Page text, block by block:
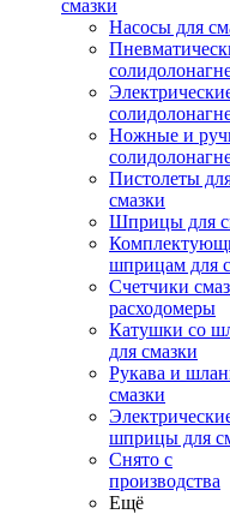
смазки
Насосы для
Ножные и
Пистолеты
смазки
Шприцы для
шприцам для
Счетчики
расходомеры
Катушки со
для смазки
Рукава и
смазки
шприцы для
Снято с
производства
Ещё